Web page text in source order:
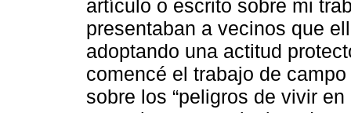
artículo o escrito sobre mi
presentaban a vecinos que
adoptando una actitud
comencé el trabajo de
sobre los “peligros de vivir